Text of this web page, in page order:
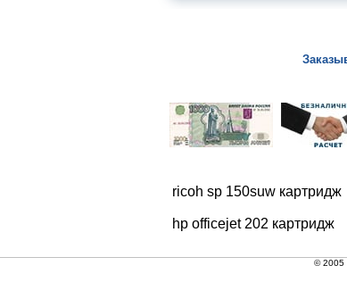
ricoh sp 150suw картридж
hp officejet 202 картридж
© 2005